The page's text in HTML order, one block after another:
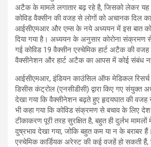
अटैक के मामले लगातार बढ़ रहे है, जिसको लेकर यह
कोविड वैक्सीन की वजह से लोगों को अचानक दिल का
आईसीएमआर और एम्स के नये अध्ययन में इस बात
दिया गया है। अध्ययन के अनुसार कोरोना संक्रमण
गई कोविड 19 वैक्सीन एस्चेमिक हार्ट अटैक की
वैक्सीनेशन और हार्ट अटैक का आपस में कोई संबंध
आईसीएमआर, इंडियन काउंसिल ऑफ मेडिकल
डिसीस कंट्रोल (एनसीडीसी) द्वारा किए गए संयुक्त
देखा गया कि वैक्सीनेशन बढ़ते हुए हृदयघात की
भी कहा गया कि कोविड संक्रमण से बचाव के लिए देश
टीकाकरण पूरी तरह सुरक्षित है, बहुत ही दुर्लभ
दुष्रभाव देखा गया, जोकि बहुत कम या न के बराबर
एस्चेमिक कार्डियक अरेस्ट की कई वजहें हो सकती